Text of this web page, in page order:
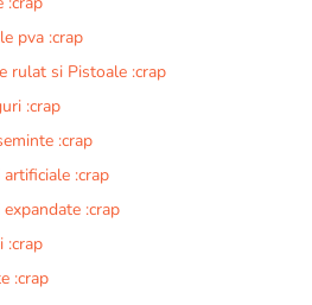
pva :crap
rulat si Pistoale :crap
:crap
:crap
:crap
:crap
:crap
:crap